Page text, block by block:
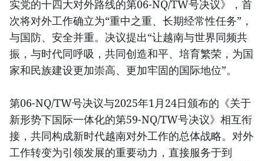
实党的十四大对外路线的第06-NQ/TW号决议》，首
次将对外工作确立为“重中之重、长期经常性任务”，
与国防、安全并重。决议提出“让越南与世界同频共
振，与时代同呼吸，共同创造和平、培育繁荣，为国
家和民族建设更加崇高、更加牢固的国际地位”。
第06-NQ/TW号决议与2025年1月24日颁布的《关于
新形势下国际一体化的第59-NQ/TW号决议》相互衔
接，共同构成新时代越南对外工作的总体战略。对外
工作转变为引领发展的重要动力，直接服务于到